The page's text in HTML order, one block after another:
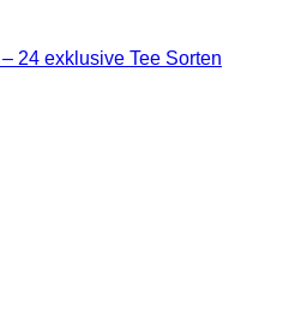
24 exklusive Tee Sorten